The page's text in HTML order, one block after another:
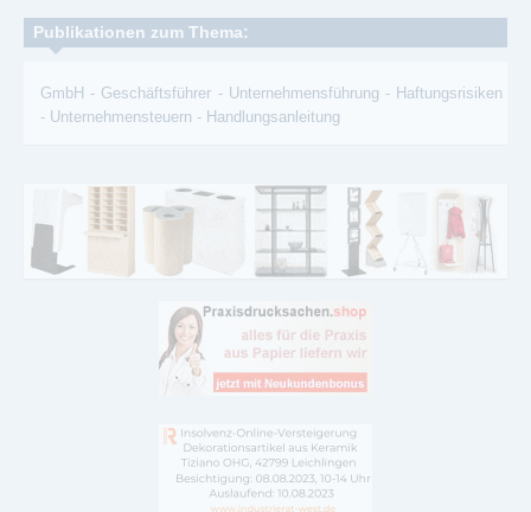
Publikationen zum Thema:
GmbH - Geschäftsführer - Unternehmensführung - Haftungsrisiken
- Unternehmensteuern - Handlungsanleitung